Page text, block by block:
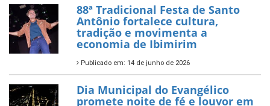
88ª Tradicional Festa de Santo
Antônio fortalece cultura,
tradição e movimenta a
economia de Ibimirim
Publicado em: 14 de junho de 2026
Dia Municipal do Evangélico
promete noite de fé e louvor em